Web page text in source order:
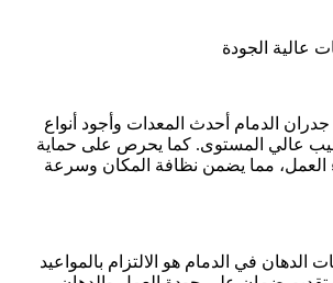
عالية الجودة
الدمام أحدث المعدات وأجود أنواع
عالي المستوى. كما يحرص على حماية
العمل، مما يضمن نظافة المكان وسرعة
الدهان في الدمام هو الالتزام بالمواعيد